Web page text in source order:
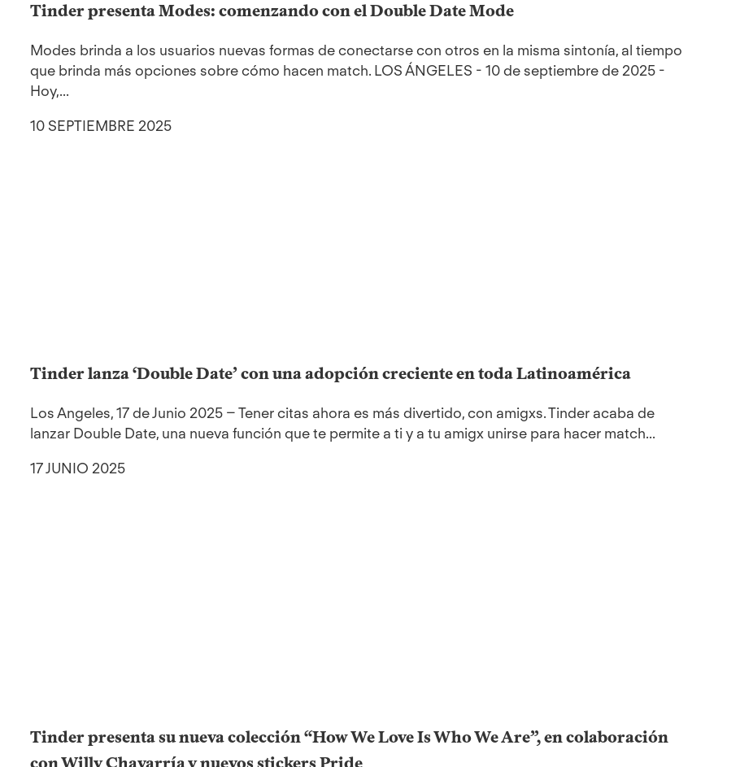
Tinder presenta Modes: comenzando con el Double Date Mode
Modes brinda a los usuarios nuevas formas de conectarse con otros en la misma sintonía, al tiempo
que brinda más opciones sobre cómo hacen match. LOS ÁNGELES - 10 de septiembre de 2025 -
Hoy,...
10 SEPTIEMBRE 2025
Tinder lanza ‘Double Date’ con una adopción creciente en toda Latinoamérica
Los Angeles, 17 de Junio 2025 – Tener citas ahora es más divertido, con amigxs. Tinder acaba de
lanzar Double Date, una nueva función que te permite a ti y a tu amigx unirse para hacer match...
17 JUNIO 2025
Tinder presenta su nueva colección “How We Love Is Who We Are”, en colaboración
con Willy Chavarría y nuevos stickers Pride